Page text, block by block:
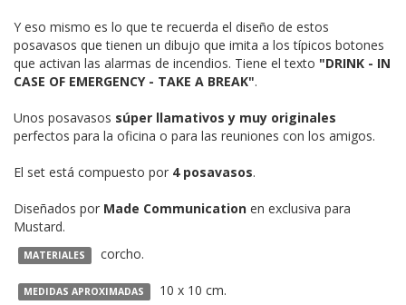
Y eso mismo es lo que te recuerda el diseño de estos
posavasos que tienen un dibujo que imita a los típicos botones
que activan las alarmas de incendios. Tiene el texto "DRINK - IN
CASE OF EMERGENCY - TAKE A BREAK".
Unos posavasos súper llamativos y muy originales
perfectos para la oficina o para las reuniones con los amigos.
El set está compuesto por 4 posavasos.
Diseñados por Made Communication en exclusiva para
Mustard.
MATERIALES corcho.
MEDIDAS APROXIMADAS 10 x 10 cm.